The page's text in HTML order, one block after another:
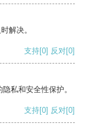
解决。
支持[0] 反对[0]
私和安全性保护。
支持[0] 反对[0]